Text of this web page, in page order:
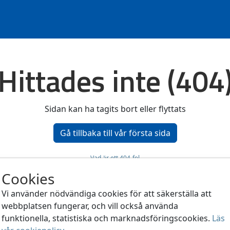
Cookies
Vi använder nödvändiga cookies för att säkerställa att
webbplatsen fungerar, och vill också använda
funktionella, statistiska och marknadsföringscookies. Läs
Hittades inte
Sidan kan ha tagits bort eller flyttats
Gå tillbaka till vår första sida
Vad är ett 404-fel
Korrigera dina cookieval
system:Flex4B®by Flex4Business/ Copyright indhold: